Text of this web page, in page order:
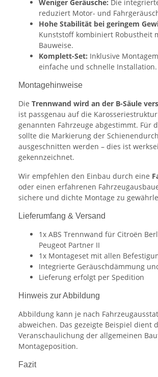
Weniger Geräusche: Die
reduziert Motor- und
Hohe Stabilität bei geringem
Kunststoff kombiniert Robustheit
Bauweise.
Komplett-Set: Inklusive
einfache und schnelle Installation.
Montagehinweise
Die Trennwand wird an der B-Säule
ist passgenau auf die
genannten Fahrzeuge abgestimmt. Für
sollte die Markierung der
ausgeschnitten werden – dies ist
gekennzeichnet.
Wir empfehlen den Einbau durch eine
oder einen erfahrenen
sichere und dichte Montage zu
Lieferumfang & Versand
1x ABS Trennwand für Citroën
Peugeot Partner II
1x Montageset mit allen
Integrierte Geräuschdämmung
Lieferung erfolgt per Spedition
Hinweis zur Abbildung
Abbildung kann je nach
abweichen. Das gezeigte Beispiel dient
Veranschaulichung der allgemeinen
Montageposition.
Fazit